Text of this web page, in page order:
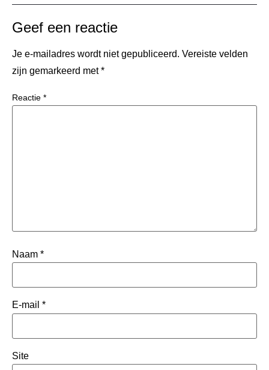
Geef een reactie
Je e-mailadres wordt niet gepubliceerd. Vereiste velden
zijn gemarkeerd met*
Reactie *
Naam *
E-mail *
Site